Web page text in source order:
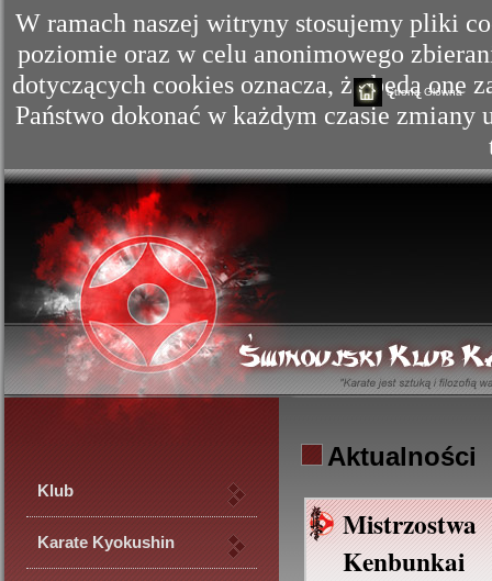
W ramach naszej witryny stosujemy pliki
poziomie oraz w celu anonimowego
dotyczących cookies oznacza, że będą one
Państwo dokonać w każdym czasie
Strona Główna
Klub
Karate Kyokushin
Aktualności
Kenbunkai